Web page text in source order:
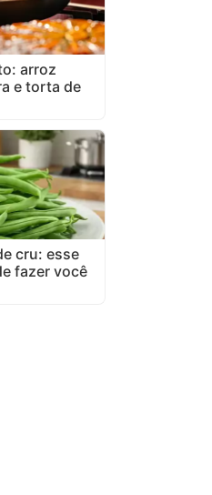
arroz
e torta de
cru: esse
fazer você